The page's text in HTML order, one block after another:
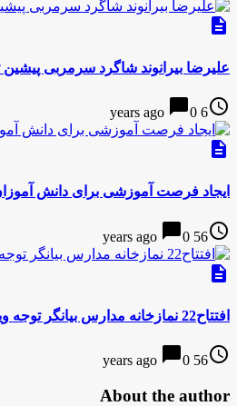
description
علیرضا بیرانوند شاگرد سرمربی
access_time
6 years ago
chat_bubble0
description
ایجاد فرصت آموزشی برای دانش
access_time
56 years ago
chat_bubble0
description
افتتاح22 نمازخانه مدارس بیانگر توجه ویژه دولت به امور تربیتی در کنار تعلیم است
access_time
56 years ago
chat_bubble0
About the author